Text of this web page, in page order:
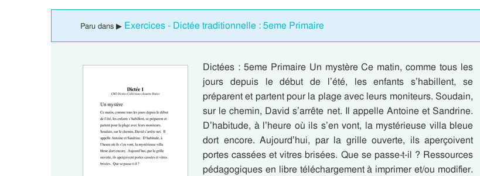
Paru dans ▶ Exercices - Dictée traditionnelle : 5eme Primaire
Dictées : 5eme Primaire Un mystère Ce matin, comme tous les
jours depuis le début de l’été, les enfants s’habillent, se
préparent et partent pour la plage avec leurs moniteurs. Soudain,
sur le chemin, David s’arrête net. Il appelle Antoine et Sandrine.
D’habitude, à l’heure où ils s’en vont, la mystérieuse villa bleue
dort encore. Aujourd’hui, par la grille ouverte, ils aperçoivent
portes cassées et vitres brisées. Que se passe-t-il ? Ressources
pédagogiques en libre téléchargement à imprimer et/ou modifier.